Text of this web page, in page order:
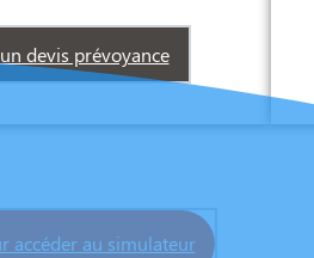
devis prévoyance
accéder au simulateur